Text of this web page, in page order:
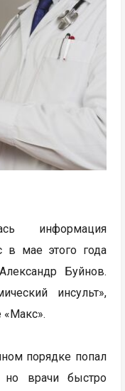
информация
в мае этого года
Буйнов.
инсульт»,
«Макс».
порядке попал
но врачи быстро